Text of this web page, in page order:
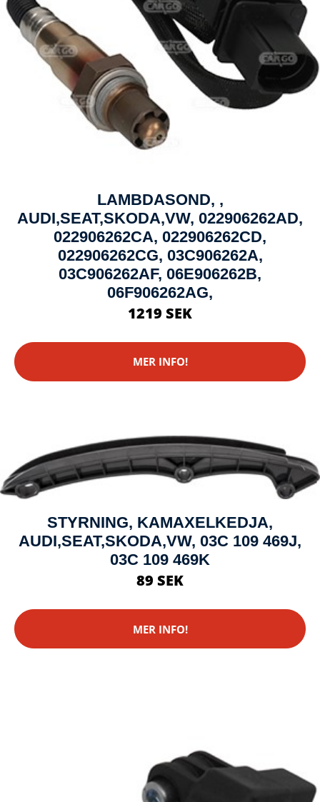
LAMBDASOND, ,
AUDI,SEAT,SKODA,VW, 022906262AD,
022906262CA, 022906262CD,
022906262CG, 03C906262A,
03C906262AF, 06E906262B,
06F906262AG,
1219 SEK
MER INFO!
STYRNING, KAMAXELKEDJA,
AUDI,SEAT,SKODA,VW, 03C 109 469J,
03C 109 469K
89 SEK
MER INFO!